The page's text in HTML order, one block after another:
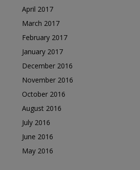
April 2017
March 2017
February 2017
January 2017
December 2016
November 2016
October 2016
August 2016
July 2016
June 2016
May 2016